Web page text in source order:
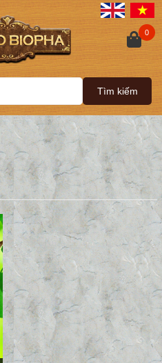
0
Tìm kiếm